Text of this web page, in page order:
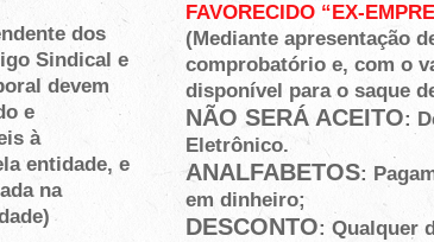
dos
Sindical e
devem
e
à
entidade, e
na
FAVORECIDO “EX-
(Mediante apresentação
comprobatório e, com o
disponível para o saque
NÃO SERÁ ACEITO:
Eletrônico.
ANALFABETOS:
em dinheiro;
DESCONTO: Qualquer